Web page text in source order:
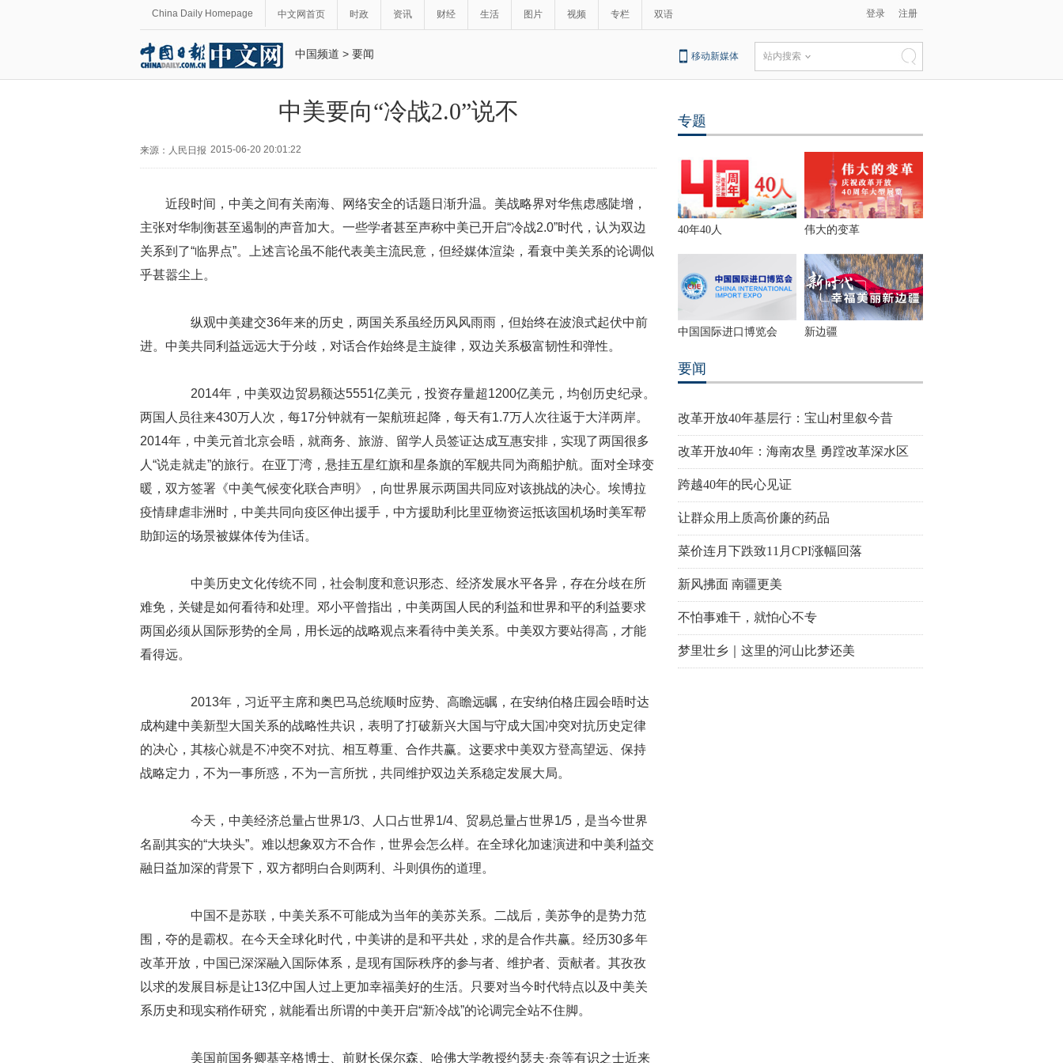
China Daily Homepage 中文网首页 时政 资讯 财经 生活 图片 视频 专栏 双语 登录 注册
中国频道 > 要闻 移动新媒体 站内搜索
中美要向“冷战2.0”说不
来源：人民日报 2015-06-20 20:01:22
近段时间，中美之间有关南海、网络安全的话题日渐升温。美战略界对华焦虑感陡增，
主张对华制衡甚至遏制的声音加大。一些学者甚至声称中美已开启“冷战2.0”时代，认为双边
关系到了“临界点”。上述言论虽不能代表美主流民意，但经媒体渲染，看衰中美关系的论调似
乎甚嚣尘上。
纵观中美建交36年来的历史，两国关系虽经历风风雨雨，但始终在波浪式起伏中前
进。中美共同利益远远大于分歧，对话合作始终是主旋律，双边关系极富韧性和弹性。
2014年，中美双边贸易额达5551亿美元，投资存量超1200亿美元，均创历史纪录。
两国人员往来430万人次，每17分钟就有一架航班起降，每天有1.7万人次往返于大洋两岸。
2014年，中美元首北京会晤，就商务、旅游、留学人员签证达成互惠安排，实现了两国很多
人“说走就走”的旅行。在亚丁湾，悬挂五星红旗和星条旗的军舰共同为商船护航。面对全球变
暖，双方签署《中美气候变化联合声明》，向世界展示两国共同应对该挑战的决心。埃博拉
疫情肆虐非洲时，中美共同向疫区伸出援手，中方援助利比里亚物资运抵该国机场时美军帮
助卸运的场景被媒体传为佳话。
中美历史文化传统不同，社会制度和意识形态、经济发展水平各异，存在分歧在所
难免，关键是如何看待和处理。邓小平曾指出，中美两国人民的利益和世界和平的利益要求
两国必须从国际形势的全局，用长远的战略观点来看待中美关系。中美双方要站得高，才能
看得远。
2013年，习近平主席和奥巴马总统顺时应势、高瞻远瞩，在安纳伯格庄园会晤时达
成构建中美新型大国关系的战略性共识，表明了打破新兴大国与守成大国冲突对抗历史定律
的决心，其核心就是不冲突不对抗、相互尊重、合作共赢。这要求中美双方登高望远、保持
战略定力，不为一事所惑，不为一言所扰，共同维护双边关系稳定发展大局。
今天，中美经济总量占世界1/3、人口占世界1/4、贸易总量占世界1/5，是当今世界
名副其实的“大块头”。难以想象双方不合作，世界会怎么样。在全球化加速演进和中美利益交
融日益加深的背景下，双方都明白合则两利、斗则俱伤的道理。
中国不是苏联，中美关系不可能成为当年的美苏关系。二战后，美苏争的是势力范
围，夺的是霸权。在今天全球化时代，中美讲的是和平共处，求的是合作共赢。经历30多年
改革开放，中国已深深融入国际体系，是现有国际秩序的参与者、维护者、贡献者。其孜孜
以求的发展目标是让13亿中国人过上更加幸福美好的生活。只要对当今时代特点以及中美关
系历史和现实稍作研究，就能看出所谓的中美开启“新冷战”的论调完全站不住脚。
美国前国务卿基辛格博士、前财长保尔森、哈佛大学教授约瑟夫·奈等有识之士近来
专题
40年40人 伟大的变革
中国国际进口博览会 新边疆
要闻
改革开放40年基层行：宝山村里叙今昔
改革开放40年：海南农垦 勇蹚改革深水区
跨越40年的民心见证
让群众用上质高价廉的药品
菜价连月下跌致11月CPI涨幅回落
新风拂面 南疆更美
不怕事难干，就怕心不专
梦里壮乡｜这里的河山比梦还美